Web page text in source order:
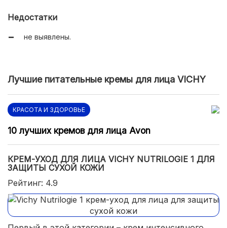
Недостатки
не выявлены.
Лучшие питательные кремы для лица VICHY
КРАСОТА И ЗДОРОВЬЕ
10 лучших кремов для лица Avon
КРЕМ-УХОД ДЛЯ ЛИЦА VICHY NUTRILOGIE 1 ДЛЯ
ЗАЩИТЫ СУХОЙ КОЖИ
Рейтинг: 4.9